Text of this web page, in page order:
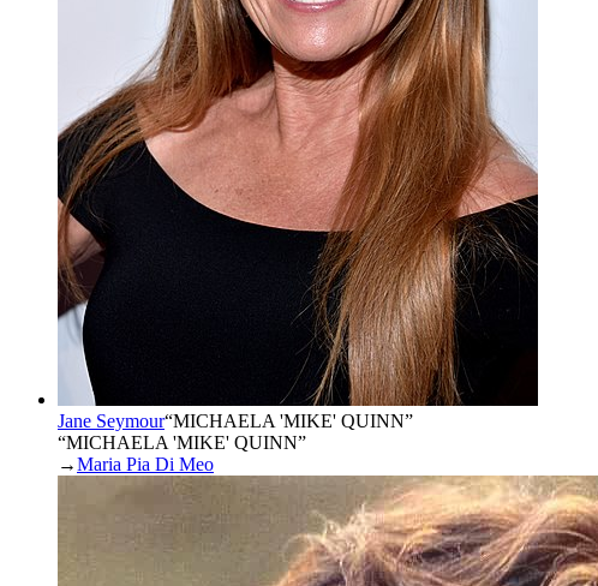
Jane Seymour“MICHAELA 'MIKE' QUINN”
“MICHAELA 'MIKE' QUINN”
→Maria Pia Di Meo